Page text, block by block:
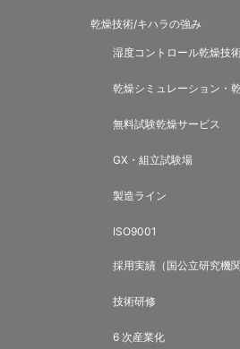
乾燥技術/キハラの強み
湿度コントロール乾燥技
乾燥シミュレーション・
無料試験乾燥サービス
GX・組立試験場
製造ライン
ISO9001
採用実績（国公立研究機
技術研修
6 次産業化